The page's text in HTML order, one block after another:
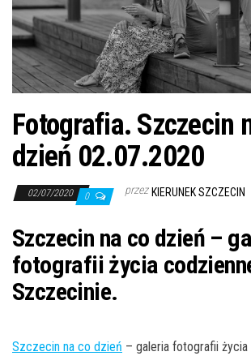
Fotografia. Szczecin
dzień 02.07.2020
02/07/2020 0 przez KIERUNEK SZCZECIN
Szczecin na co dzień –
fotografii życia
Szczecinie.
Szczecin na co dzień – galeria fotografii